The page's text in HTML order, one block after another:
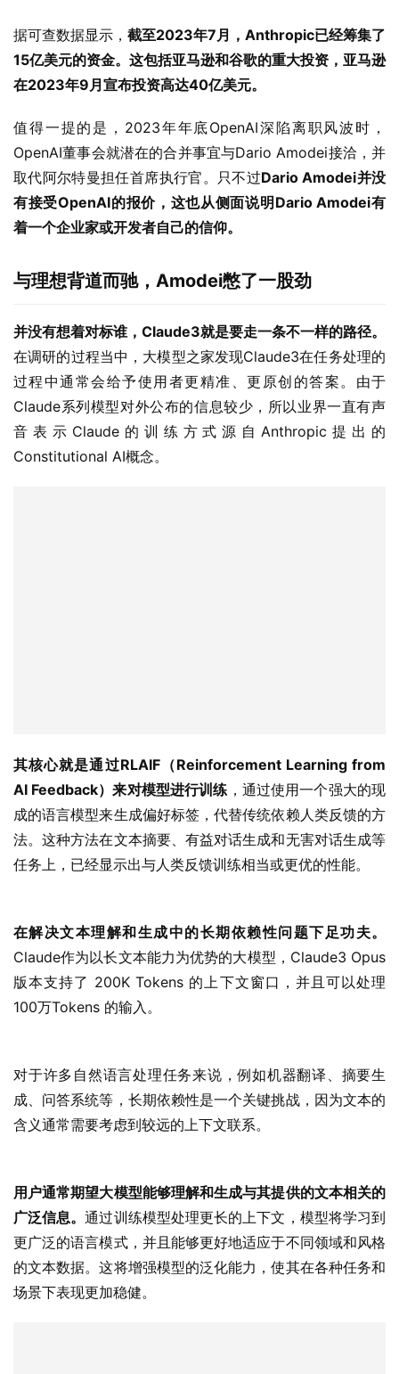
据可查数据显示， 截至2023年7月，Anthropic已经筹集了
15亿美元的资金。这包括亚马逊和谷歌的重大投资，亚马逊
在2023年9月宣布投资高达40亿美元。
值得一提的是，2023年年底OpenAI深陷离职风波时，
OpenAI董事会就潜在的合并事宜与Dario Amodei接洽，并
取代阿尔特曼担任首席执行官。只不过Dario Amodei并没
有接受OpenAI的报价，这也从侧面说明Dario Amodei有
着一个企业家或开发者自己的信仰。
与理想背道而驰，Amodei憋了一股劲
并没有想着对标谁，Claude3就是要走一条不一样的路径。
在调研的过程当中，大模型之家发现Claude3在任务处理的
过程中通常会给予使用者更精准、更原创的答案。由于
Claude系列模型对外公布的信息较少，所以业界一直有声
音表示Claude的训练方式源自Anthropic提出的
Constitutional AI概念。
其核心就是通过RLAIF（Reinforcement Learning from
AI Feedback）来对模型进行训练 ，通过使用一个强大的现
成的语言模型来生成偏好标签，代替传统依赖人类反馈的方
法。这种方法在文本摘要、有益对话生成和无害对话生成等
任务上，已经显示出与人类反馈训练相当或更优的性能。
在解决文本理解和生成中的长期依赖性问题下足功夫。
Claude作为以长文本能力为优势的大模型，Claude3 Opus
版本支持了 200K Tokens 的上下文窗口，并且可以处理
100万Tokens 的输入。
对于许多自然语言处理任务来说，例如机器翻译、摘要生
成、问答系统等，长期依赖性是一个关键挑战，因为文本的
含义通常需要考虑到较远的上下文联系。
用户通常期望大模型能够理解和生成与其提供的文本相关的
广泛信息。通过训练模型处理更长的上下文，模型将学习到
更广泛的语言模式，并且能够更好地适应于不同领域和风格
的文本数据。这将增强模型的泛化能力，使其在各种任务和
场景下表现更加稳健。